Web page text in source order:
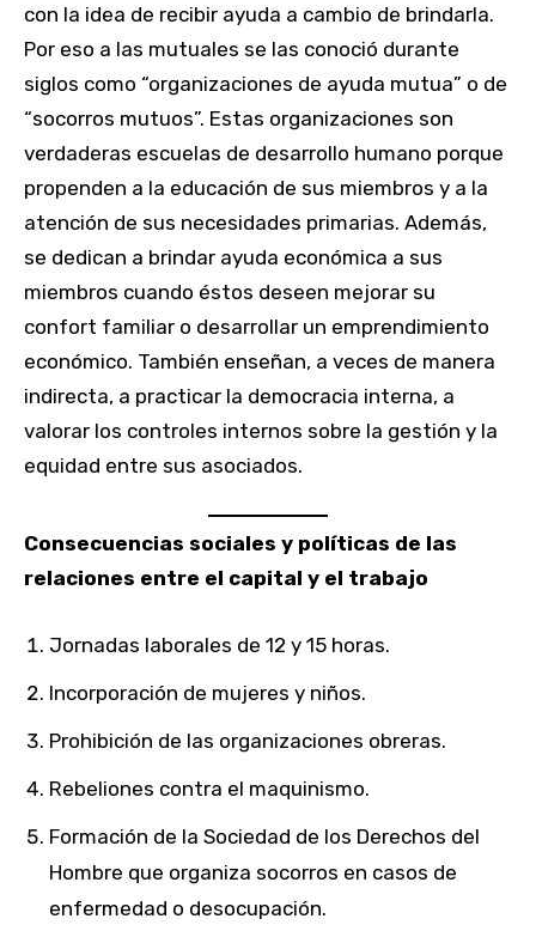
con la idea de recibir ayuda a cambio de brindarla.
Por eso a las mutuales se las conoció durante
siglos como “organizaciones de ayuda mutua” o de
“socorros mutuos”. Estas organizaciones son
verdaderas escuelas de desarrollo humano porque
propenden a la educación de sus miembros y a la
atención de sus necesidades primarias. Además,
se dedican a brindar ayuda económica a sus
miembros cuando éstos deseen mejorar su
confort familiar o desarrollar un emprendimiento
económico. También enseñan, a veces de manera
indirecta, a practicar la democracia interna, a
valorar los controles internos sobre la gestión y la
equidad entre sus asociados.
Consecuencias sociales y políticas de las
relaciones entre el capital y el trabajo
Jornadas laborales de 12 y 15 horas.
Incorporación de mujeres y niños.
Prohibición de las organizaciones obreras.
Rebeliones contra el maquinismo.
Formación de la Sociedad de los Derechos del
Hombre que organiza socorros en casos de
enfermedad o desocupación.